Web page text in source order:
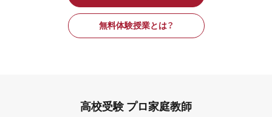
無料体験授業とは？
高校受験 プロ家庭教師